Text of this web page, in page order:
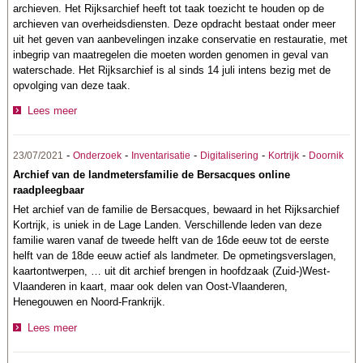
archieven. Het Rijksarchief heeft tot taak toezicht te houden op de
archieven van overheidsdiensten. Deze opdracht bestaat onder meer
uit het geven van aanbevelingen inzake conservatie en restauratie, met
inbegrip van maatregelen die moeten worden genomen in geval van
waterschade. Het Rijksarchief is al sinds 14 juli intens bezig met de
opvolging van deze taak.
Lees meer
23/07/2021 -Onderzoek - Inventarisatie - Digitalisering - Kortrijk - Doornik
Archief van de landmetersfamilie de Bersacques online
raadpleegbaar
Het archief van de familie de Bersacques, bewaard in het Rijksarchief
Kortrijk, is uniek in de Lage Landen. Verschillende leden van deze
familie waren vanaf de tweede helft van de 16de eeuw tot de eerste
helft van de 18de eeuw actief als landmeter. De opmetingsverslagen,
kaartontwerpen, … uit dit archief brengen in hoofdzaak (Zuid-)West-
Vlaanderen in kaart, maar ook delen van Oost-Vlaanderen,
Henegouwen en Noord-Frankrijk.
Lees meer